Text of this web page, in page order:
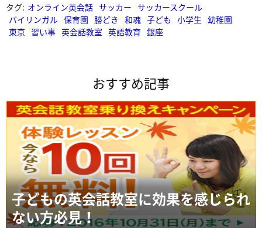
タグ: オンライン英会話 サッカー サッカースクール
バイリンガル 保育園 勝どき 和魂 子ども 小学生 幼稚園
東京 習い事 英会話教室 英語教育 銀座
おすすめ記事
子どもの英会話教室に効果を感じられ
ない方必見！